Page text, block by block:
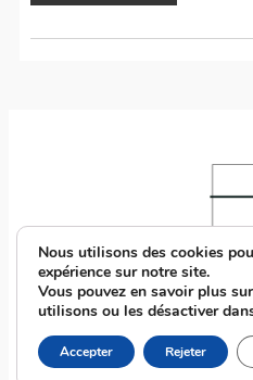
POLITIQUE DE CONFIDENTIALITÉ
Nous utilisons des cookies
expérience sur notre site.
Vous pouvez en savoir plus
utilisons ou les désactiver
Accepter Rejeter